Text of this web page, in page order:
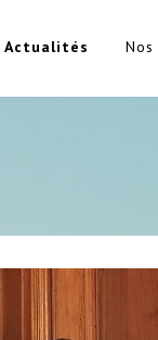
Actualités